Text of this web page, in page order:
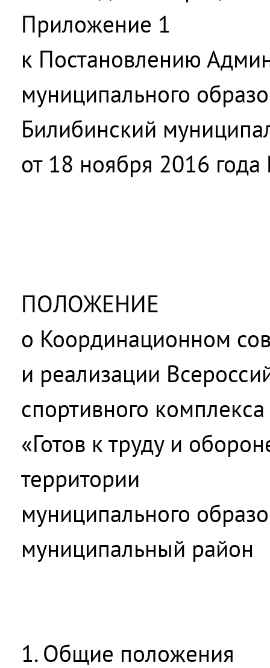
Приложение 1
к Постановлению
муниципального
Билибинский
от 18 ноября 2016
ПОЛОЖЕНИЕ
о Координационном
и реализации
спортивного комплекса
«Готов к труду и
территории
муниципального
муниципальный район
1. Общие положения